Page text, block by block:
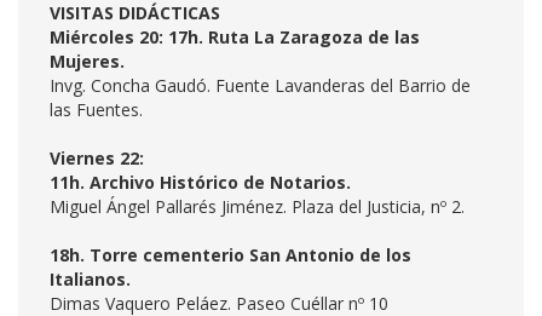
VISITAS DIDÁCTICAS
Miércoles 20: 17h. Ruta La Zaragoza de las
Mujeres.
Invg. Concha Gaudó. Fuente Lavanderas del Barrio de
las Fuentes.
Viernes 22:
11h. Archivo Histórico de Notarios.
Miguel Ángel Pallarés Jiménez. Plaza del Justicia, nº 2.
18h. Torre cementerio San Antonio de los
Italianos.
Dimas Vaquero Peláez. Paseo Cuéllar nº 10